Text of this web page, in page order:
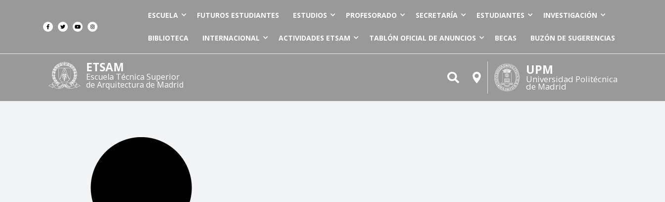
ESCUELA FUTUROS ESTUDIANTES ESTUDIOS PROFESORADO SECRETARÍA ESTUDIANTES INVESTIGACIÓN
BIBLIOTECA INTERNACIONAL ACTIVIDADES ETSAM TABLÓN OFICIAL DE ANUNCIOS BECAS BUZÓN DE SUGERENCIAS
ETSAM
Escuela Técnica Superior
de Arquitectura de Madrid
UPM
Universidad Politécnica
de Madrid